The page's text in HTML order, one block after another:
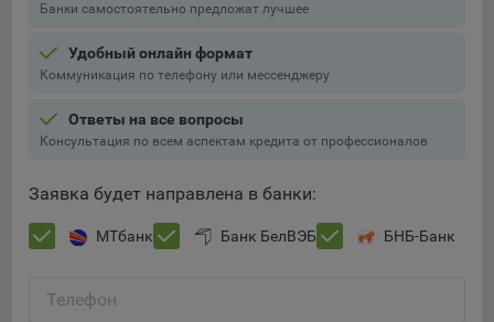
Технические/Функциональные, хранятся не более года;
Необходимые для функционирования веб-аналитических
платформ «Google Analytics», «Яндекс.Метрика»
передаются третьим лицам, часть из которых хранятся во
время пользования сайтом;
Остальные - не более года.
Отключение аналитических файлов cookie не позволяет
определять предпочтения пользователей сайта, в том числе
меры по совершенствованию работы сайта исходя из
Банки самостоятельно предложат лучшее
Удобный онлайн формат
Коммуникация по телефону или мессенджеру
Ответы на все вопросы
Консультация по всем аспектам кредита от профессионалов
Заявка будет направлена в банки:
МТбанк Банк БелВЭБ БНБ-Банк
Телефон